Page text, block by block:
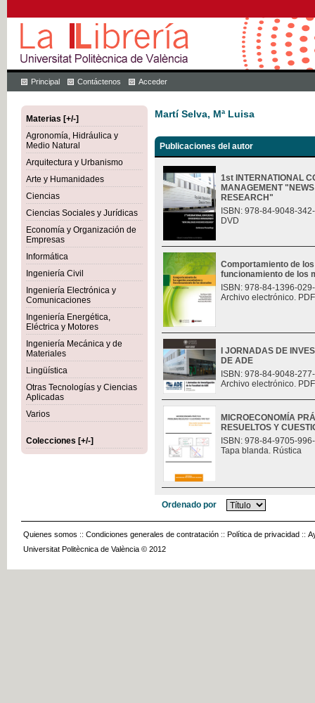
Principal Contáctenos Acceder
Materias [+/-]
Agronomía, Hidráulica y
Medio Natural
Arquitectura y Urbanismo
Arte y Humanidades
Ciencias
Ciencias Sociales y Jurídicas
Economía y Organización de
Empresas
Informática
Ingeniería Civil
Ingeniería Electrónica y
Comunicaciones
Ingeniería Energética,
Eléctrica y Motores
Ingeniería Mecánica y de
Materiales
Lingüística
Otras Tecnologías y Ciencias
Aplicadas
Varios
Colecciones [+/-]
Martí Selva, Mª Luisa
Publicaciones del autor
1st INTERNATIONAL
MANAGEMENT
RESEARCH"
ISBN: 978-84-9048-
DVD
Comportamiento de
funcionamiento de los
ISBN: 978-84-1396-
Archivo electrónico.
I JORNADAS DE
DE ADE
ISBN: 978-84-9048-
Archivo electrónico.
MICROECONOMÍA
RESUELTOS Y
ISBN: 978-84-9705-
Tapa blanda. Rústica
Ordenado por
Quienes somos :: Condiciones generales de contratación :: Política de privacidad ::
Universitat Politècnica de València © 2012